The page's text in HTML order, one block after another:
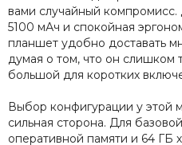
вами случайный
5100 мАч и спокойная
планшет удобно доставать
думая о том, что он слишком
большой для коротких
Выбор конфигурации у этой
сильная сторона. Для
оперативной памяти и 64 ГБ